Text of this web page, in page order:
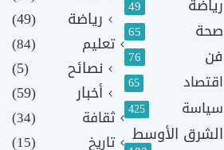
49
صحة 65
فن 76
اقتصاد 65
سياسة 425
الشرق الأوسط
رياضة
(49)
تعليم (84)
نصائح
(5)
أخبار
(59)
ثقافة
(34)
تاريخ
(15)